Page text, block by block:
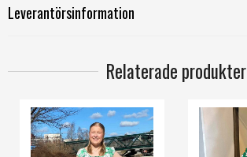
Leverantörsinformation
Relaterade produkter